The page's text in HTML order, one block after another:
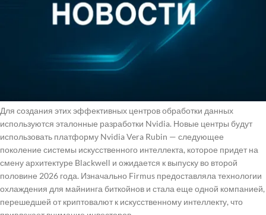
Компания из Сингапура, специализирующаяся на центрах
обработки данных, ранее привлекла 330 миллионов австралийских
долларов (примерно 215 миллионов долларов США) при оценке в
1,85 миллиарда австралийских долларов (1,2 миллиарда долларов
США) от инвесторов, среди которых была Nvidia. Firmus занимается
разработкой энергоэффективной сети центров обработки данных в
Для создания этих эффективных центров обработки данных
используются эталонные разработки Nvidia. Новые центры будут
использовать платформу Nvidia Vera Rubin — следующее
поколение системы искусственного интеллекта, которое придет на
смену архитектуре Blackwell и ожидается к выпуску во второй
половине 2026 года. Изначально Firmus предоставляла технологии
охлаждения для майнинга биткойнов и стала еще одной компанией,
перешедшей от криптовалют к искусственному интеллекту, что